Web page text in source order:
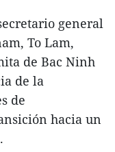
general
To Lam,
de Bac Ninh
de la
de
hacia un